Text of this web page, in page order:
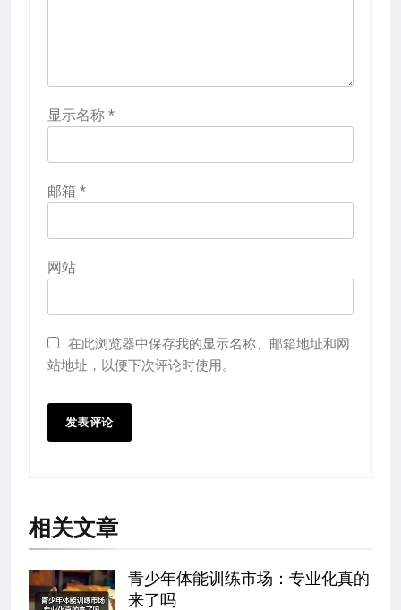
显示名称 *
邮箱 *
网站
在此浏览器中保存我的显示名称、邮箱地址和网
站地址，以便下次评论时使用。
相关文章
青少年体能训练市场：专业化真的
来了吗